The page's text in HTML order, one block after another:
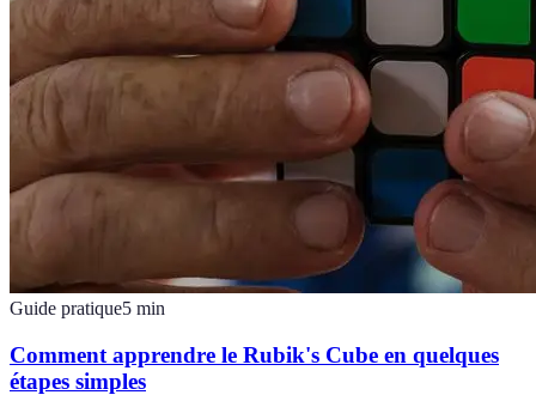
Guide pratique5 min
Comment apprendre le Rubik's Cube en quelques
étapes simples